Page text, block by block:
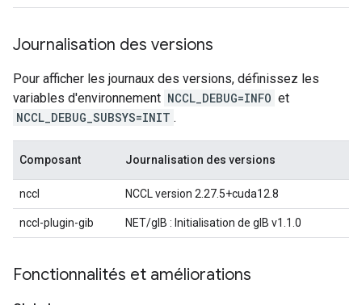
Journalisation des versions
Pour afficher les journaux des versions, définissez les
variables d'environnement NCCL_DEBUG=INFO et
NCCL_DEBUG_SUBSYS=INIT .
Composant Journalisation des versions
nccl NCCL version 2.27.5+cuda12.8
nccl-plugin-gib NET/gIB : Initialisation de gIB v1.1.0
Fonctionnalités et améliorations